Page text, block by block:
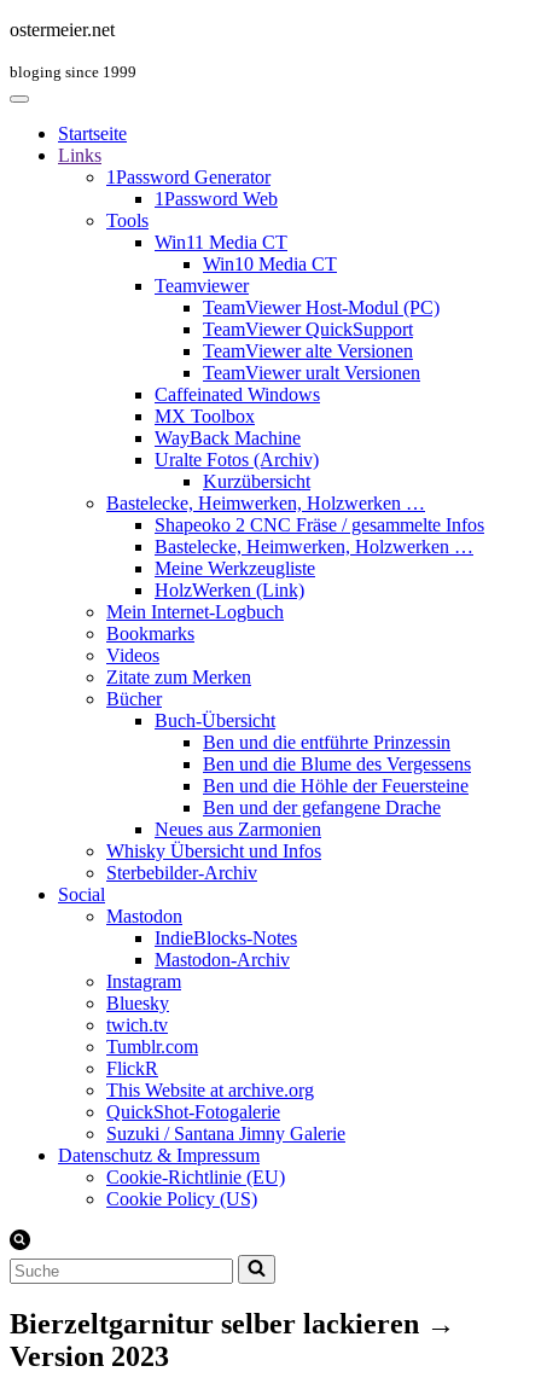
ostermeier.net
bloging since 1999
Startseite
Links
1Password Generator
1Password Web
Tools
Win11 Media CT
Win10 Media CT
Teamviewer
TeamViewer Host-Modul (PC)
TeamViewer QuickSupport
TeamViewer alte Versionen
TeamViewer uralt Versionen
Caffeinated Windows
MX Toolbox
WayBack Machine
Uralte Fotos (Archiv)
Kurzübersicht
Bastelecke, Heimwerken, Holzwerken …
Shapeoko 2 CNC Fräse / gesammelte Infos
Bastelecke, Heimwerken, Holzwerken …
Meine Werkzeugliste
HolzWerken (Link)
Mein Internet-Logbuch
Bookmarks
Videos
Zitate zum Merken
Bücher
Buch-Übersicht
Ben und die entführte Prinzessin
Ben und die Blume des Vergessens
Ben und die Höhle der Feuersteine
Ben und der gefangene Drache
Neues aus Zarmonien
Whisky Übersicht und Infos
Sterbebilder-Archiv
Social
Mastodon
IndieBlocks-Notes
Mastodon-Archiv
Instagram
Bluesky
twich.tv
Tumblr.com
FlickR
This Website at archive.org
QuickShot-Fotogalerie
Suzuki / Santana Jimny Galerie
Datenschutz & Impressum
Cookie-Richtlinie (EU)
Cookie Policy (US)
Suchen
nach …
Bierzeltgarnitur selber lackieren →
Version 2023